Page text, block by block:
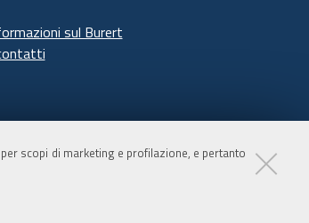
scopi di marketing e profilazione, e pertanto
sul Burert